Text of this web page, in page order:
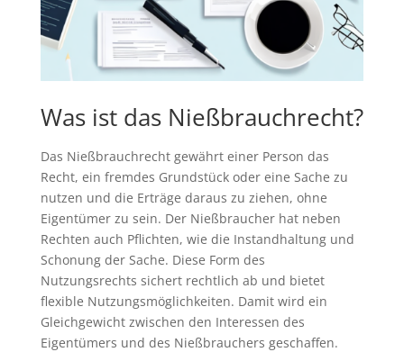
Was ist das Nießbrauchrecht?
Das Nießbrauchrecht gewährt einer Person das
Recht, ein fremdes Grundstück oder eine Sache zu
nutzen und die Erträge daraus zu ziehen, ohne
Eigentümer zu sein. Der Nießbraucher hat neben
Rechten auch Pflichten, wie die Instandhaltung und
Schonung der Sache. Diese Form des
Nutzungsrechts sichert rechtlich ab und bietet
flexible Nutzungsmöglichkeiten. Damit wird ein
Gleichgewicht zwischen den Interessen des
Eigentümers und des Nießbrauchers geschaffen.